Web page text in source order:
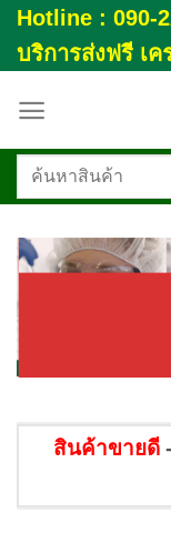
Skip
to
content
Hotline : 090-
บริการส่งฟรี เ
ค้นหา:
สินค้าขายดี-